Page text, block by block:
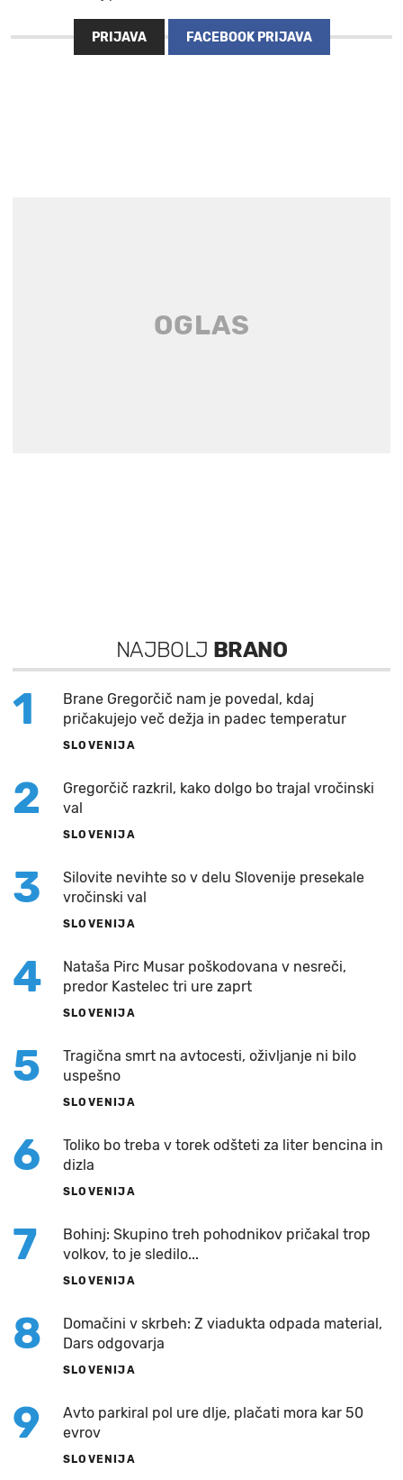
PRIJAVA FACEBOOK PRIJAVA
NAJBOLJ BRANO
1
Brane Gregorčič nam je povedal, kdaj
pričakujejo več dežja in padec temperatur
SLOVENIJA
2
Gregorčič razkril, kako dolgo bo trajal vročinski
val
SLOVENIJA
3
Silovite nevihte so v delu Slovenije presekale
vročinski val
SLOVENIJA
4
Nataša Pirc Musar poškodovana v nesreči,
predor Kastelec tri ure zaprt
SLOVENIJA
5
Tragična smrt na avtocesti, oživljanje ni bilo
uspešno
SLOVENIJA
6
Toliko bo treba v torek odšteti za liter bencina in
dizla
SLOVENIJA
7
Bohinj: Skupino treh pohodnikov pričakal trop
volkov, to je sledilo...
SLOVENIJA
8
Domačini v skrbeh: Z viadukta odpada material,
Dars odgovarja
SLOVENIJA
9
Avto parkiral pol ure dlje, plačati mora kar 50
evrov
SLOVENIJA